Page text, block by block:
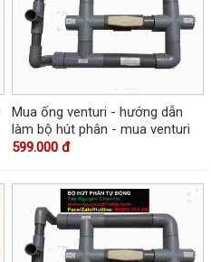
Mua ống venturi - hướng dẫn
làm bộ hút phân - mua venturi
599.000 đ